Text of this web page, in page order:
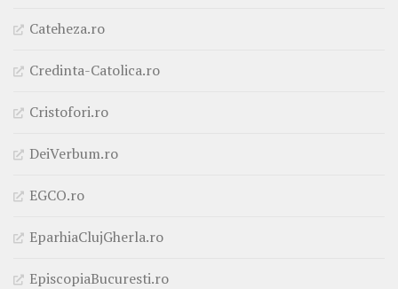
Cateheza.ro
Credinta-Catolica.ro
Cristofori.ro
DeiVerbum.ro
EGCO.ro
EparhiaClujGherla.ro
EpiscopiaBucuresti.ro